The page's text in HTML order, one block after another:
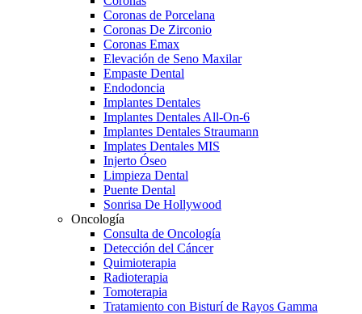
Coronas de Porcelana
Coronas De Zirconio
Coronas Emax
Elevación de Seno Maxilar
Empaste Dental
Endodoncia
Implantes Dentales
Implantes Dentales All-On-6
Implantes Dentales Straumann
Implates Dentales MIS
Injerto Óseo
Limpieza Dental
Puente Dental
Sonrisa De Hollywood
Oncología
Consulta de Oncología
Detección del Cáncer
Quimioterapia
Radioterapia
Tomoterapia
Tratamiento con Bisturí de Rayos Gamma